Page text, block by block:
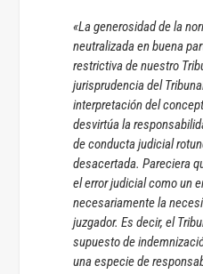
«La generosidad de la
neutralizada en buena
restrictiva de nuestro
jurisprudencia del
interpretación del
desvirtúa la
de conducta judicial
desacertada. Pareciera
el error judicial como un
necesariamente la
juzgador. Es decir, el
supuesto de
una especie de